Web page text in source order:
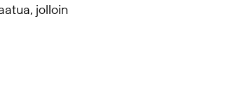
jolloin